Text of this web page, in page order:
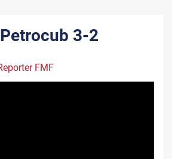
3-2
FMF